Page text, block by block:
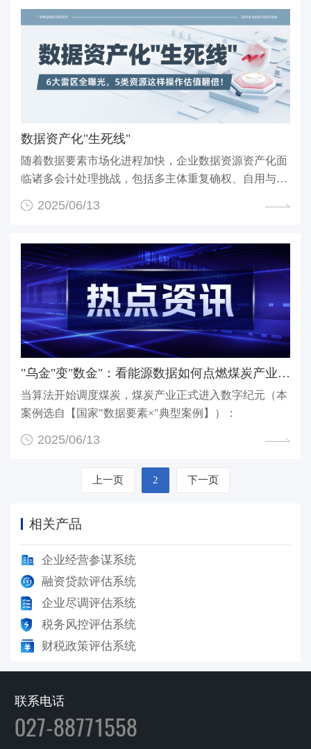
数据资产化"生死线"
随着数据要素市场化进程加快，企业数据资源资产化面
临诸多会计处理挑战，包括多主体重复确权、自用与出
2025/06/13
"乌金"变"数金"：看能源数据如何点燃煤炭产业协同新引...
当算法开始调度煤炭，煤炭产业正式进入数字纪元（本
案例选自【国家"数据要素×"典型案例】）：
2025/06/13
上一页 2 下一页
相关产品
企业经营参谋系统
融资贷款评估系统
企业尽调评估系统
税务风控评估系统
财税政策评估系统
联系电话
027-88771558